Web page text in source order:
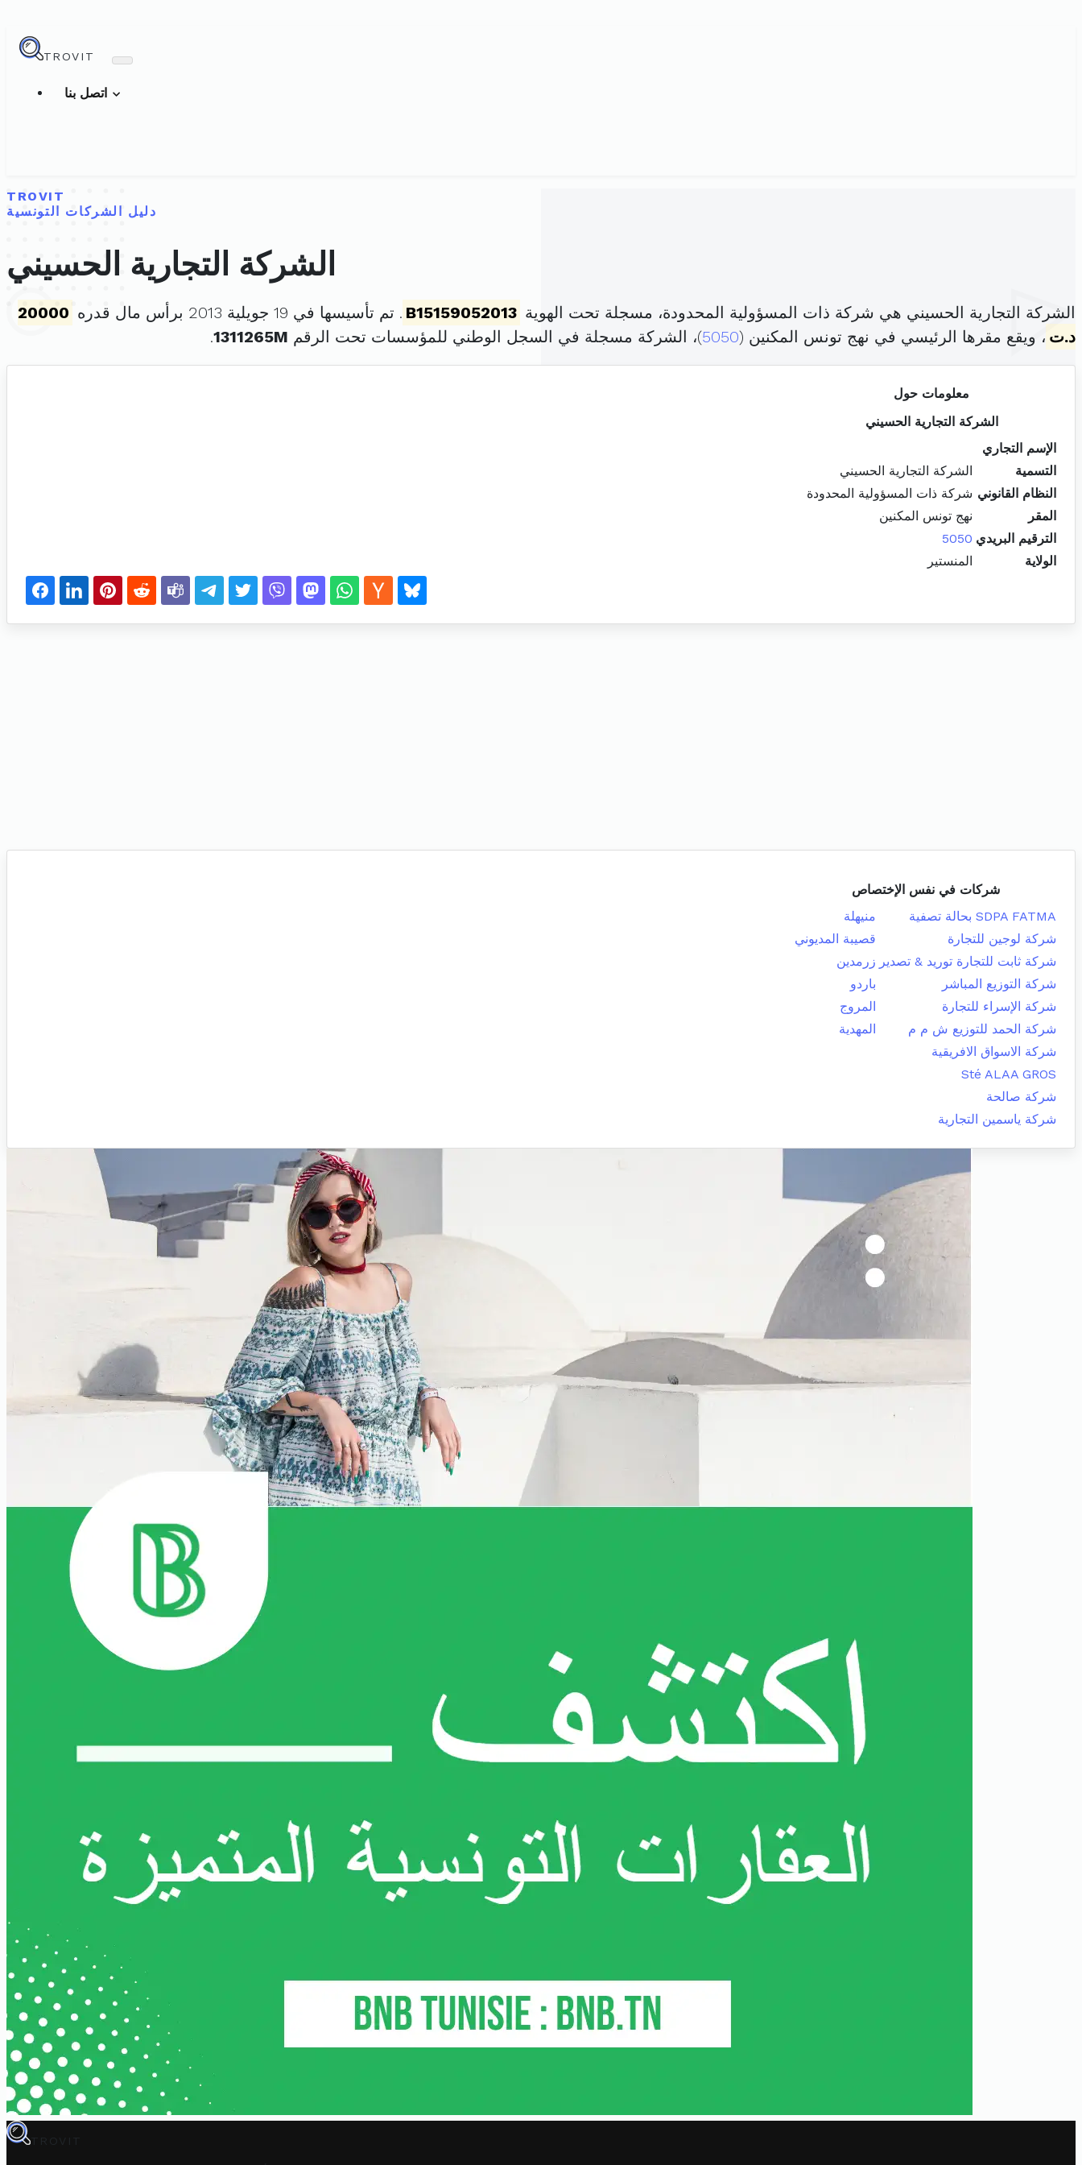
TROVIT
TROVIT
دليل الشركات التونسية
الشركة التجارية الحسيني
الشركة التجارية الحسيني هي شركة ذات المسؤولية المحدودة، مسجلة تحت الهوية B15159052013 . تم تأسيسها في 19 جويلية 2013 برأس مال قدره
20000
د.ت ، ويقع مقرها الرئيسي في نهج تونس المكنين (5050)، الشركة مسجلة في السجل الوطني للمؤسسات تحت الرقم 1311265M
.
معلومات حول
الشركة التجارية الحسيني
الإسم التجاري
التسمية
الشركة التجارية الحسيني
النظام القانوني شركة ذات المسؤولية المحدودة
المقر
نهج تونس المكنين
الترقيم البريدي 5050
الولاية
المنستير
شركات في نفس الإختصاص
SDPA FATMA بحالة تصفية
منيهلة
شركة لوجين للتجارة
قصيبة المديوني
شركة ثابت للتجارة توريد & تصدير زرمدين
شركة التوزيع المباشر
باردو
شركة الإسراء للتجارة
المروج
شركة الحمد للتوزيع ش م م
المهدية
شركة الاسواق الافريقية
Sté ALAA GROS
شركة صالحة
شركة ياسمين التجارية
TROVIT